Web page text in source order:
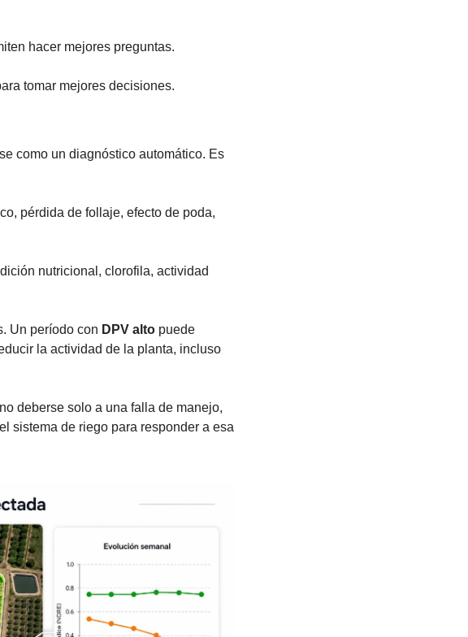
hacer mejores preguntas.
tomar mejores decisiones.
como un diagnóstico automático. Es
pérdida de follaje, efecto de poda,
nutricional, clorofila, actividad
Un período con DPV alto puede
la actividad de la planta, incluso
deberse solo a una falla de manejo,
sistema de riego para responder a esa